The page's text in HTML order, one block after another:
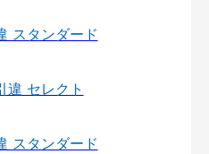
スタンダード
違 セレクト
スタンダード